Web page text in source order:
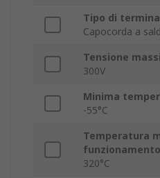
Tipo di
Capocorda a
Tensione
300V
Minima
-55°C
Temperatura
funzionamento
320°C